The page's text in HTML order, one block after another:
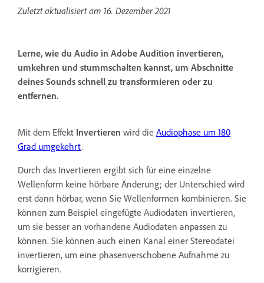
Zuletzt aktualisiert am 16. Dezember 2021
Lerne, wie du Audio in Adobe Audition invertieren,
umkehren und stummschalten kannst, um Abschnitte
deines Sounds schnell zu transformieren oder zu
entfernen.
Mit dem Effekt Invertieren wird die Audiophase um 180
Grad umgekehrt.
Durch das Invertieren ergibt sich für eine einzelne
Wellenform keine hörbare Änderung; der Unterschied wird
erst dann hörbar, wenn Sie Wellenformen kombinieren. Sie
können zum Beispiel eingefügte Audiodaten invertieren,
um sie besser an vorhandene Audiodaten anpassen zu
können. Sie können auch einen Kanal einer Stereodatei
invertieren, um eine phasenverschobene Aufnahme zu
korrigieren.